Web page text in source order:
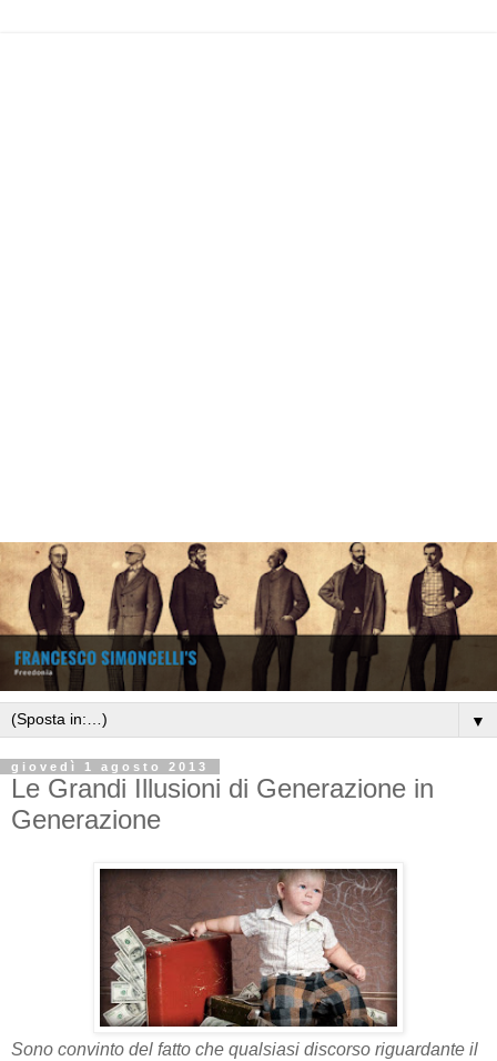
▼
giovedì 1 agosto 2013
Le Grandi Illusioni di Generazione in
Generazione
Sono convinto del fatto che qualsiasi discorso riguardante il